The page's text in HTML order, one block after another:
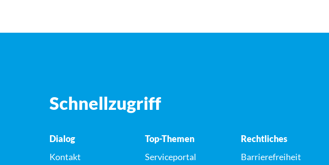
Schnellzugriff
Dialog
Kontakt
Top-Themen
Serviceportal
Rechtliches
Barrierefreiheit